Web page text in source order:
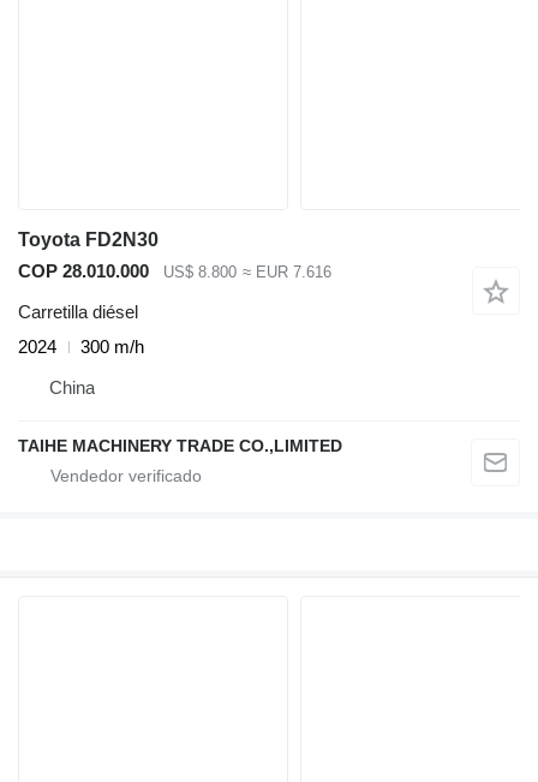
Toyota FD2N30
COP 28.010.000
US$ 8.800 ≈ EUR 7.616
Carretilla diésel
2024
300 m/h
China
TAIHE MACHINERY TRADE CO.,LIMITED